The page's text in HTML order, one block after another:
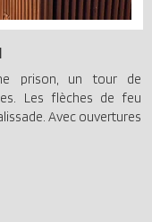
prison, un tour de
Les flèches de feu
Avec ouvertures